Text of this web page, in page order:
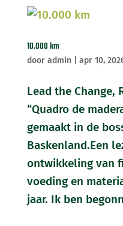
10.000 km
door admin apr 10,
Lead the Change,
“Quadro de
gemaakt in de
Baskenland.Een
ontwikkeling van
voeding en
jaar. Ik ben